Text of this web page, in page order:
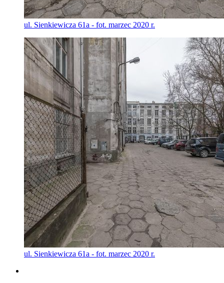
ul. Sienkiewicza 61a - fot. marzec 2020 r.
ul. Sienkiewicza 61a - fot. marzec 2020 r.